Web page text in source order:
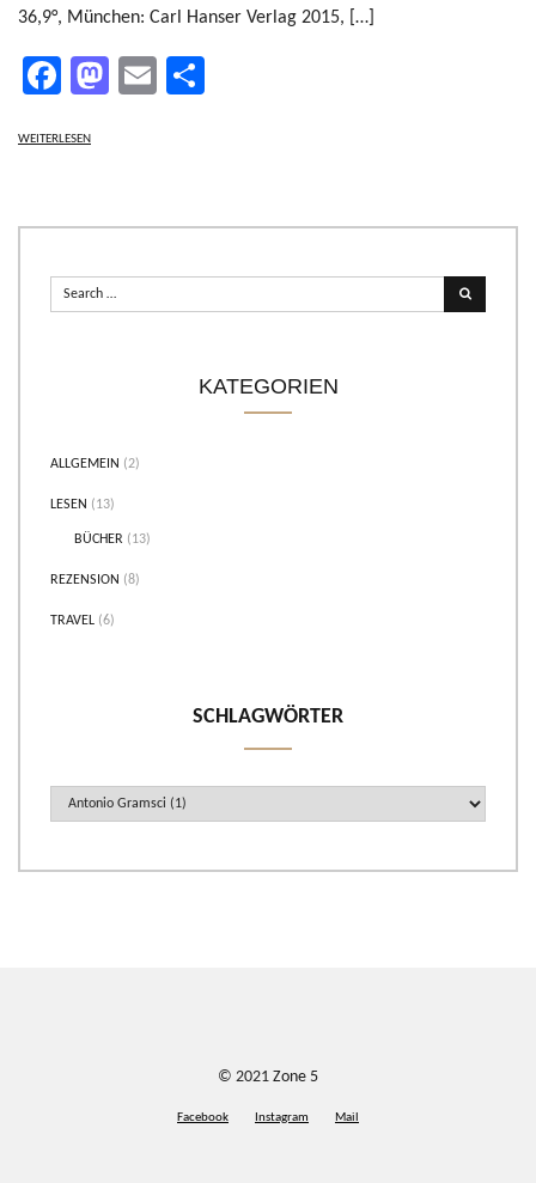
36,9°, München: Carl Hanser Verlag 2015, […]
Facebook
Mastodon
Email
WEITERLESEN
KATEGORIEN
ALLGEMEIN (2)
LESEN (13)
BÜCHER (13)
REZENSION (8)
TRAVEL (6)
SCHLAGWÖRTER
© 2021 Zone 5
Facebook Instagram Mail